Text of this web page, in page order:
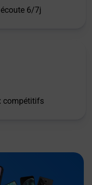
6/7j
compétitifs